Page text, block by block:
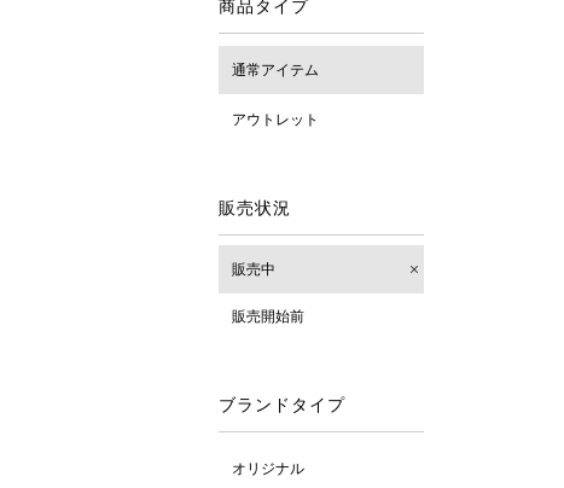
商品タイプ
通常アイテム
アウトレット
販売状況
販売中
販売開始前
ブランドタイプ
オリジナル